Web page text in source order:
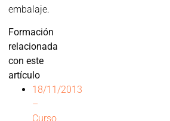
embalaje.
Formación
relacionada
con este
artículo
18/11/2013
–
Curso